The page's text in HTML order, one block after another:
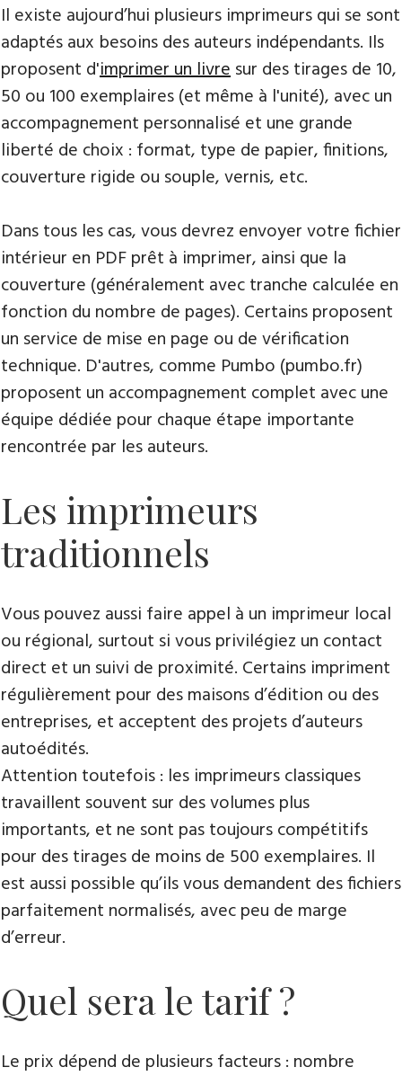
Il existe aujourd’hui plusieurs imprimeurs qui se sont
adaptés aux besoins des auteurs indépendants. Ils
proposent d'imprimer un livresur des tirages de 10,
50 ou 100 exemplaires (et même à l'unité), avec un
accompagnement personnalisé et une grande
liberté de choix : format, type de papier, finitions,
couverture rigide ou souple, vernis, etc.
Dans tous les cas, vous devrez envoyer votre fichier
intérieur en PDF prêt à imprimer, ainsi que la
couverture (généralement avec tranche calculée en
fonction du nombre de pages). Certains proposent
un service de mise en page ou de vérification
technique. D'autres, comme Pumbo (pumbo.fr)
proposent un accompagnement complet avec une
équipe dédiée pour chaque étape importante
rencontrée par les auteurs.
Les imprimeurs
traditionnels
Vous pouvez aussi faire appel à un imprimeur local
ou régional, surtout si vous privilégiez un contact
direct et un suivi de proximité. Certains impriment
régulièrement pour des maisons d’édition ou des
entreprises, et acceptent des projets d’auteurs
autoédités.
Attention toutefois : les imprimeurs classiques
travaillent souvent sur des volumes plus
importants, et ne sont pas toujours compétitifs
pour des tirages de moins de 500 exemplaires. Il
est aussi possible qu’ils vous demandent des fichiers
parfaitement normalisés, avec peu de marge
d’erreur.
Quel sera le tarif ?
Le prix dépend de plusieurs facteurs : nombre